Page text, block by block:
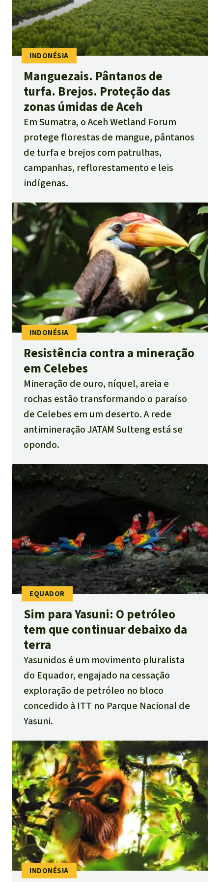
Manguezais. Pântanos de
turfa. Brejos. Proteção das
zonas úmidas de Aceh
Em Sumatra, o Aceh Wetland Forum
protege florestas de mangue, pântanos
de turfa e brejos com patrulhas,
campanhas, reflorestamento e leis
indígenas.
Resistência contra a mineração
em Celebes
Mineração de ouro, níquel, areia e
rochas estão transformando o paraíso
de Celebes em um deserto. A rede
antimineração JATAM Sulteng está se
opondo.
Sim para Yasuni: O petróleo
tem que continuar debaixo da
terra
Yasunidos é um movimento pluralista
do Equador, engajado na cessação
exploração de petróleo no bloco
concedido à ITT no Parque Nacional de
Yasuni.